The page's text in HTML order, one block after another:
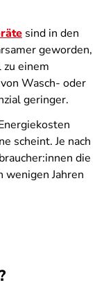
sind in den
geworden,
einem
Wasch- oder
geringer.
scheint. Je nach
die
wenigen Jahren